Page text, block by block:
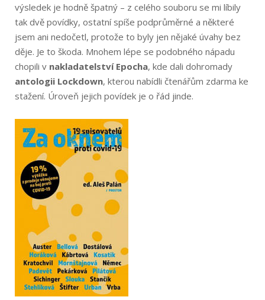
výsledek je hodně špatný – z celého souboru se mi líbily
tak dvě povídky, ostatní spíše podprůměrné a některé
jsem ani nedočetl, protože to byly jen nějaké úvahy bez
děje. Je to škoda. Mnohem lépe se podobného nápadu
chopili v nakladatelství Epocha, kde dali dohromady
antologii Lockdown, kterou nabídli čtenářům zdarma ke
stažení. Úroveň jejich povídek je o řád jinde.